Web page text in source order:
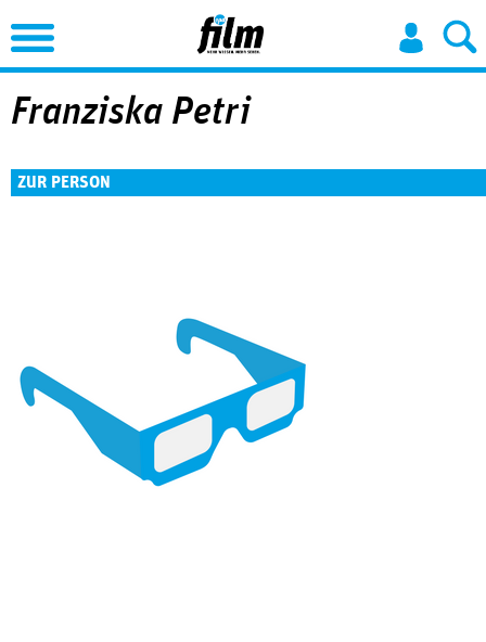
Jump to Navigation
Franziska Petri
ZUR PERSON